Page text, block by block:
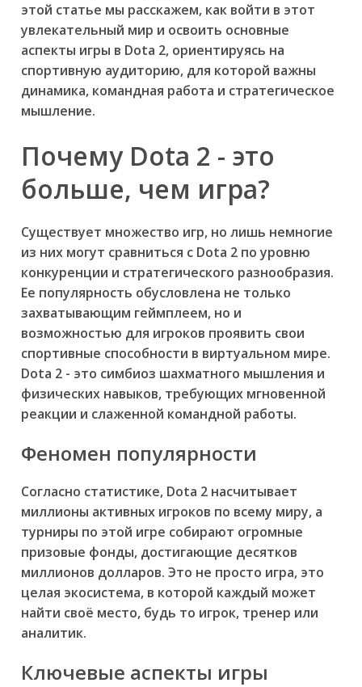
этой статье мы расскажем, как войти в этот
увлекательный мир и освоить основные
аспекты игры в Dota 2, ориентируясь на
спортивную аудиторию, для которой важны
динамика, командная работа и стратегическое
мышление.
Почему Dota 2 - это
больше, чем игра?
Существует множество игр, но лишь немногие
из них могут сравниться с Dota 2 по уровню
конкуренции и стратегического разнообразия.
Ее популярность обусловлена не только
захватывающим геймплеем, но и
возможностью для игроков проявить свои
спортивные способности в виртуальном мире.
Dota 2 - это симбиоз шахматного мышления и
физических навыков, требующих мгновенной
реакции и слаженной командной работы.
Феномен популярности
Согласно статистике, Dota 2 насчитывает
миллионы активных игроков по всему миру, а
турниры по этой игре собирают огромные
призовые фонды, достигающие десятков
миллионов долларов. Это не просто игра, это
целая экосистема, в которой каждый может
найти своё место, будь то игрок, тренер или
аналитик.
Ключевые аспекты игры